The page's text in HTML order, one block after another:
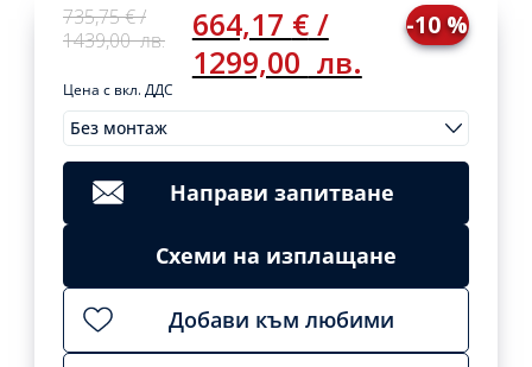
735,75€/
1439,00лв.
Original
price
735,75 €
/
1439,00
лв..
664,17 €/
1299,00 лв.
Current
price
664,17 €
/
1299,00
лв..
-10 %
Цена с вкл. ДДС
Без монтаж
МонтажиClear
735,75€/
1439,00
Original
price
was:
735,75 €
/
лв..
664,17€/
1299,00
лв.
Current
price
664,17 €
/
лв..
Направи запитване
Схеми на изплащане
Добави към любими